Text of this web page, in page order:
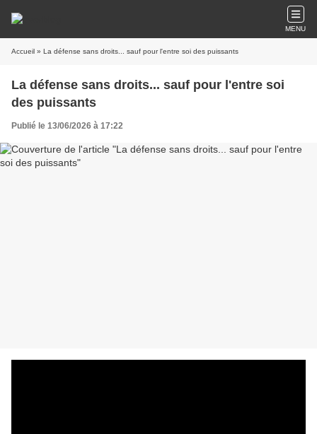
MENU
Accueil » La défense sans droits... sauf pour l'entre soi des puissants
La défense sans droits... sauf pour l'entre soi
des puissants
Publié le 13/06/2026 à 17:22